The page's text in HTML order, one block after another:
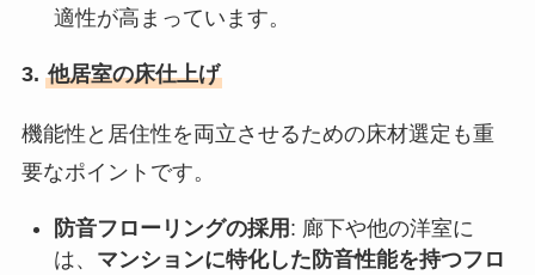
適性が高まっています。
3. 他居室の床仕上げ
機能性と居住性を両立させるための床材選定も重
要なポイントです。
防音フローリングの採用 : 廊下や他の洋室に
は、 マンションに特化した防音性能を持つフロ